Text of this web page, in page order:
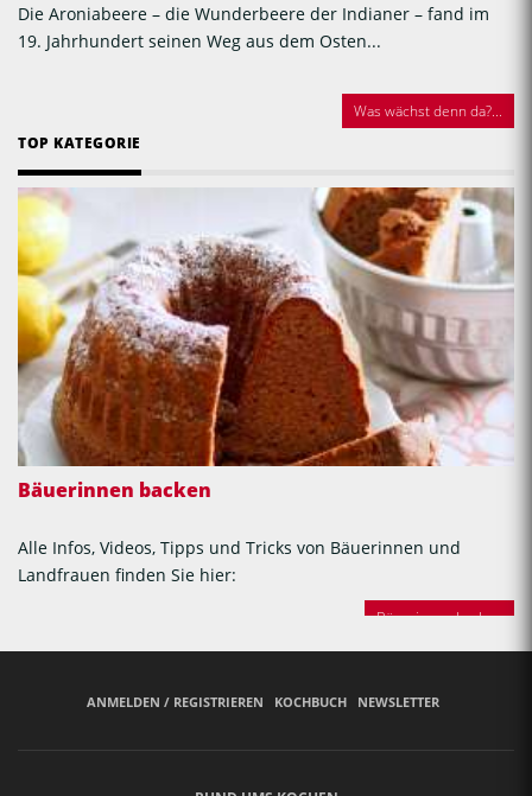
Die Aroniabeere – die Wunderbeere der Indianer – fand im
19. Jahrhundert seinen Weg aus dem Osten...
Was wächst denn da?...
TOP KATEGORIE
Bäuerinnen backen
Alle Infos, Videos, Tipps und Tricks von Bäuerinnen und
Landfrauen finden Sie hier:
Bäuerinnen backen
ANMELDEN / REGISTRIEREN KOCHBUCH NEWSLETTER